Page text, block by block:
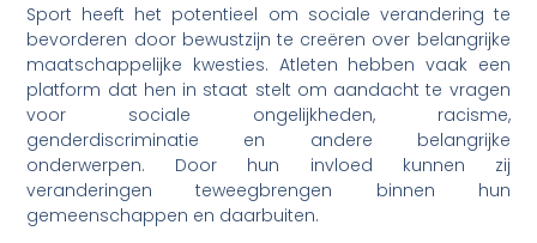
Sport heeft het potentieel om sociale verandering te
bevorderen door bewustzijn te creëren over belangrijke
maatschappelijke kwesties. Atleten hebben vaak een
platform dat hen in staat stelt om aandacht te vragen
voor sociale ongelijkheden, racisme,
genderdiscriminatie en andere belangrijke
onderwerpen. Door hun invloed kunnen zij
veranderingen teweegbrengen binnen hun
gemeenschappen en daarbuiten.